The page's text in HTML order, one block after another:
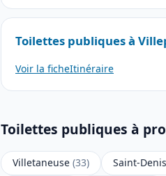
Toilettes publiques à
Voir la ficheItinéraire
Toilettes publiques à
Villetaneuse (33) Saint-Denis